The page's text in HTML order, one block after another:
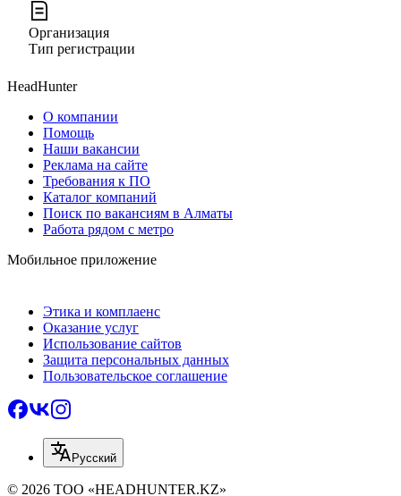
Организация
Тип регистрации
HeadHunter
О компании
Помощь
Наши вакансии
Реклама на сайте
Требования к ПО
Каталог компаний
Поиск по вакансиям в Алматы
Работа рядом с метро
Мобильное приложение
Этика и комплаенс
Оказание услуг
Использование сайтов
Защита персональных данных
Пользовательское соглашение
Русский
© 2026 ТОО «HEADHUNTER.KZ»